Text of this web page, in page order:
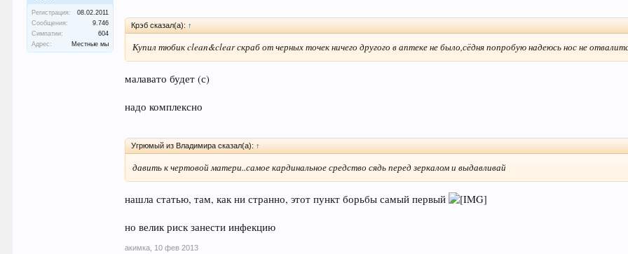
Регистрация:
08.02.2011
Сообщения:
9.746
Симпатии:
604
Адрес:
Местные мы
Крэб сказал(а): ↑
Купил тюбик clean&clear скраб от черных точек ничего другого в аптеке не было,сёдня попробую надеюсь нос не
малавато будет (с)
надо комплексно
Угрюмый из Владимира сказал(а): ↑
давить к чертовой матери..самое кардинальное средство сядь перед зеркалом и выдавливай
нашла статью, там, как ни странно, этот пункт борьбы самый первый
но велик риск занести инфекцию
акимка 10 фев 2013